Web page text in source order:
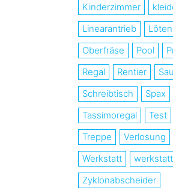
Kinderzimmer
Linearantrieb
Löten
Oberfräse
Pool
Regal
Rentier
Schreibtisch
Spax
Tassimoregal
Test
Treppe
Verlosung
Werkstatt
Zyklonabscheider